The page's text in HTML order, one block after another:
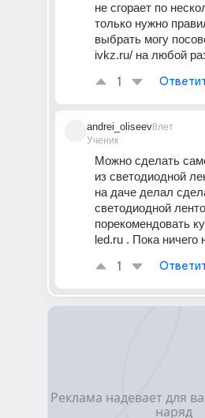
не сгорает по
только нужно
выбрать могу
ivkz.ru/ на любой
1
andrei_oliseev
Ученик
8лет
Можно сделать
из светодиодной
на даче делал
светодиодной
порекомендовать
led.ru . Пока ничего
1